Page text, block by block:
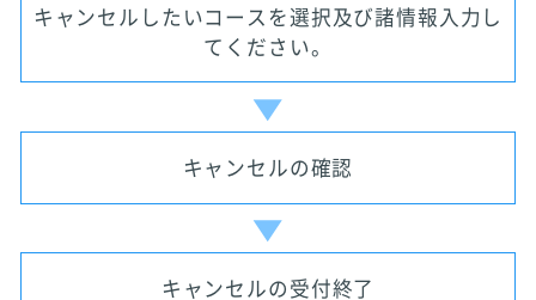
キャンセルしたいコースを選択及び諸情報入力し
てください。
キャンセルの確認
キャンセルの受付終了